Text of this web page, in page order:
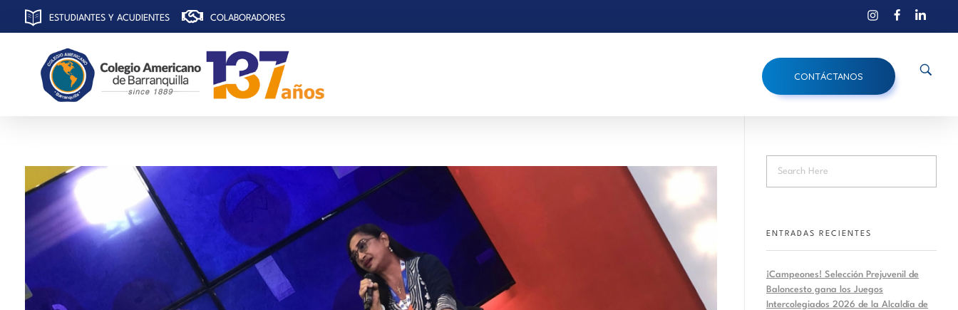
ESTUDIANTES Y ACUDIENTES COLABORADORES
CONTÁCTANOS
ENTRADAS RECIENTES
¡Campeones! Selección Prejuvenil de
Baloncesto gana los Juegos
Intercolegiados 2026 de la Alcaldía de